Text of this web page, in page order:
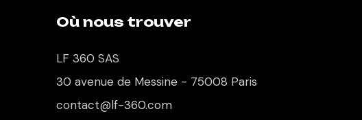
Où nous trouver
LF 360 SAS
30 avenue de Messine - 75008 Paris
contact@lf-360.com